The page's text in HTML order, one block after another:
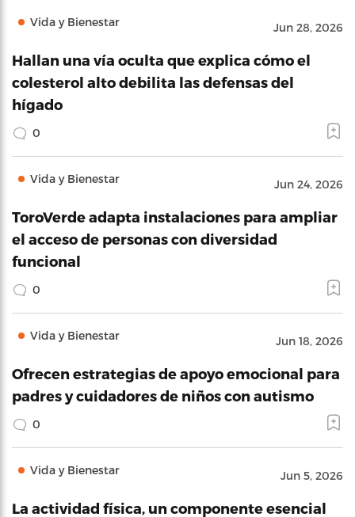
Vida y Bienestar Jun 28, 2026
Hallan una vía oculta que explica cómo el
colesterol alto debilita las defensas del
hígado
0
Vida y Bienestar Jun 24, 2026
ToroVerde adapta instalaciones para ampliar
el acceso de personas con diversidad
funcional
0
Vida y Bienestar Jun 18, 2026
Ofrecen estrategias de apoyo emocional para
padres y cuidadores de niños con autismo
0
Vida y Bienestar Jun 5, 2026
La actividad física, un componente esencial